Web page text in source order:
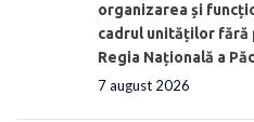
organizarea și
cadrul unităților
Regia Națională a
7 august 2026